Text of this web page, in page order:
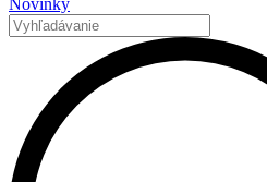
Novinky